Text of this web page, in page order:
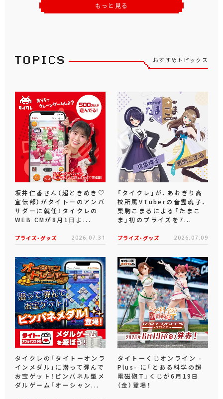
もっと見る
おすすめトピックス
坂井仁香さん（超ときめき♡
宣伝部）がタイトーのアンバ
サダーに就任！タイクレの
WEB CMが8月1日よ...
プライズ・グッズ 2026.07.31
「タイクレ」が、あおぎり高
校所属VTuberの音霊魂子、
栗駒こまるによる「たまこ
ま」初のプライズを7...
プライズ・グッズ 2026.07.09
タイクレの「タイトーオンラ
インメダル」に潜って弾んで
お宝ゲット！ピンパネル型メ
ダルゲーム「オーシャン...
タイトーくじオンライン -
Plus- に「とある科学の超
電磁砲T」くじが6月19日
（金）登場！